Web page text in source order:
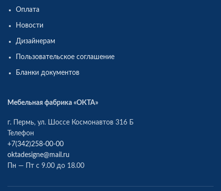
Оплата
Новости
Дизайнерам
Пользовательское соглашение
Бланки документов
Мебельная фабрика «ОКТА»
г. Пермь, ул. Шоссе Космонавтов 316 Б
Телефон
+7(342)258-00-00
oktadesigne@mail.ru
Пн — Пт с 9.00 до 18.00